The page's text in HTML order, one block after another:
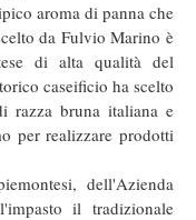
aroma di panna che
da Fulvio Marino è
di alta qualità del
caseificio ha scelto
razza bruna italiana e
per realizzare prodotti
dell'Azienda
il tradizionale